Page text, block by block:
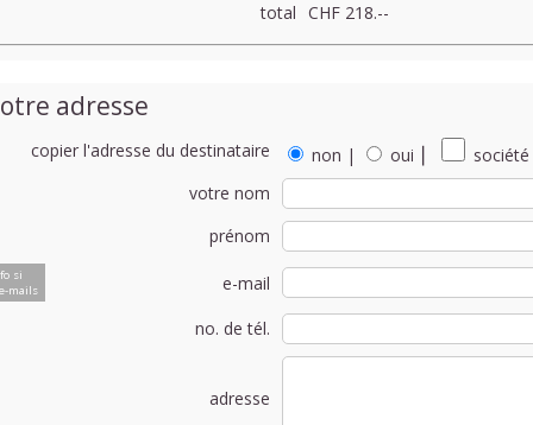
total CHF 218.--
adresse
copier l'adresse du destinataire non | oui
votre nom
prénom
si
mails
e-mail
no. de tél.
adresse